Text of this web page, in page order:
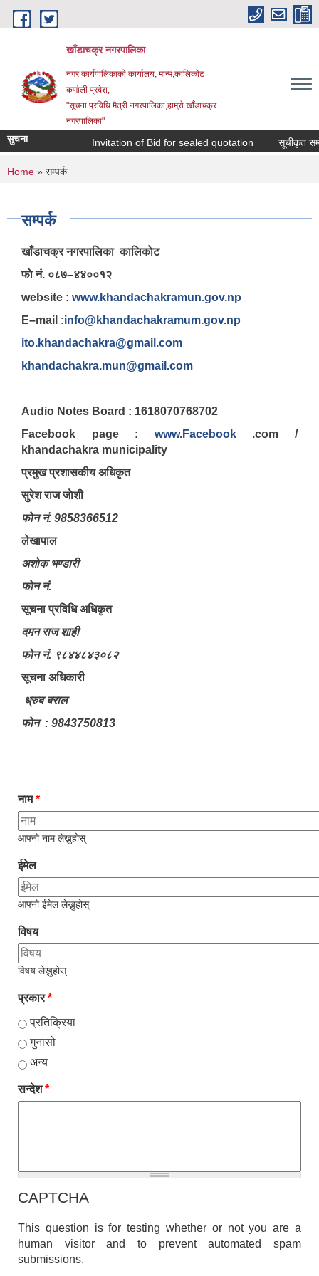
Skip to main content
खाँडाचक्र नगरपालिका
नगर कार्यपालिकाकाे कार्यालय, मान्म,कालिकाेट
क‍र्णाली प्रदेश,
"सूचना प्रविधि मैत्री नगरपालिका,हाम्राे खाँडाचक्र
नगरपालिका"
सुचना Invitation of Bid for sealed quotation सूचीकृत
You are here
Home » सम्पर्क
सम्पर्क
खाँडाचक्र नगरपालिका कालिकाेट
फाे नं. ०८७–४४००१२
website : www.khandachakramun.gov.np
E–mail :info@khandachakramum.gov.np
ito.khandachakra@gmail.com
khandachakra.mun@gmail.com
Audio Notes Board : 1618070768702
Facebook page : www.Facebook.com /
khandachakra municipality
प्रमुख प्रशासकीय अधिकृत
सुरेश राज जाेशी
फाेन नं. 9858366512
लेखापाल
अशाेक भण्डारी
फाेन नं.
सूचना प्रविधि अधिकृत
दमन राज शाही
फाेन नं. ९८४४८४३०८२
सूचना अधिकारी
ध्रुब बराल
फाेन : 9843750813
नाम*
आफ्नो नाम लेख्नुहोस्
ईमेल
आफ्नो ईमेल लेख्नुहोस्
विषय
विषय लेख्नुहोस्
प्रकार*
प्रतिक्रिया
गुनासो
अन्य
सन्देश*
CAPTCHA
This question is for testing whether or not you are a
human visitor and to prevent automated spam
submissions.